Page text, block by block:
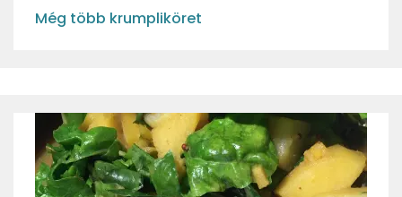
Még több krumpliköret